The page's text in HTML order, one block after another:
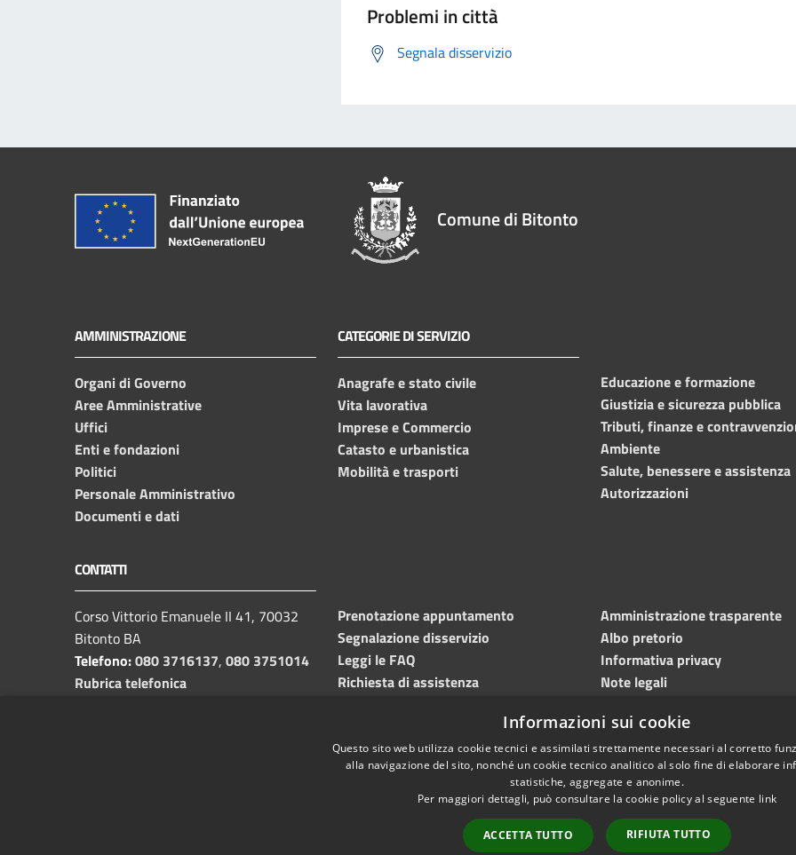
Problemi in città
Segnala disservizio
Comune di Bitonto
AMMINISTRAZIONE
Organi di Governo
Aree Amministrative
Uffici
Enti e fondazioni
Politici
Personale Amministrativo
Documenti e dati
CATEGORIE DI SERVIZIO
Anagrafe e stato civile
Vita lavorativa
Imprese e Commercio
Catasto e urbanistica
Mobilità e trasporti
Educazione e formazione
Giustizia e sicurezza pubblica
Tributi, finanze e
Ambiente
Salute, benessere e assistenza
Autorizzazioni
CONTATTI
Corso Vittorio Emanuele II 41, 70032
Bitonto BA
Telefono:080 3716137, 080 3751014
Rubrica telefonica
protocollo.comunebitonto@pec.rupar.puglia.it
Prenotazione appuntamento
Segnalazione disservizio
Leggi le FAQ
Richiesta di assistenza
Amministrazione trasparente
Albo pretorio
Informativa privacy
Note legali
Meccanismo di feedback
Informazioni sui cookie
Questo sito web utilizza cookie tecnici e assimilati strettamente necessari al corretto
alla navigazione del sito, nonché un cookie tecnico analitico al solo fine di elaborare
statistiche, aggregate e anonime.
Per maggiori dettagli, può consultare la cookie policy al seguente link
ACCETTA TUTTO RIFIUTA TUTTO